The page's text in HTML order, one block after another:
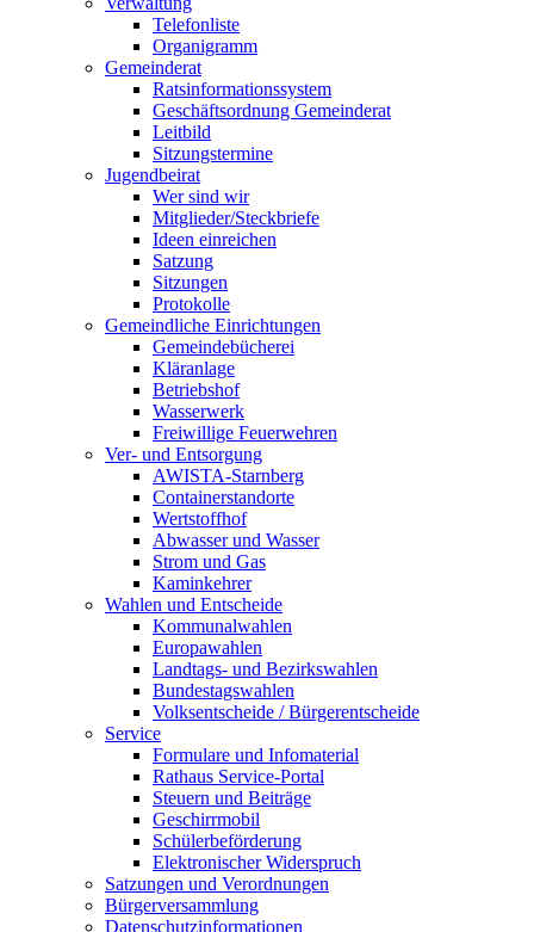
Telefonliste
Organigramm
Gemeinderat
Ratsinformationssystem
Geschäftsordnung Gemeinderat
Leitbild
Sitzungstermine
Jugendbeirat
Wer sind wir
Mitglieder/Steckbriefe
Ideen einreichen
Satzung
Sitzungen
Protokolle
Gemeindliche Einrichtungen
Gemeindebücherei
Kläranlage
Betriebshof
Wasserwerk
Freiwillige Feuerwehren
Ver- und Entsorgung
AWISTA-Starnberg
Containerstandorte
Wertstoffhof
Abwasser und Wasser
Strom und Gas
Kaminkehrer
Wahlen und Entscheide
Kommunalwahlen
Europawahlen
Landtags- und Bezirkswahlen
Bundestagswahlen
Volksentscheide / Bürgerentscheide
Service
Formulare und Infomaterial
Rathaus Service-Portal
Steuern und Beiträge
Geschirrmobil
Schülerbeförderung
Elektronischer Widerspruch
Satzungen und Verordnungen
Bürgerversammlung
Datenschutzinformationen